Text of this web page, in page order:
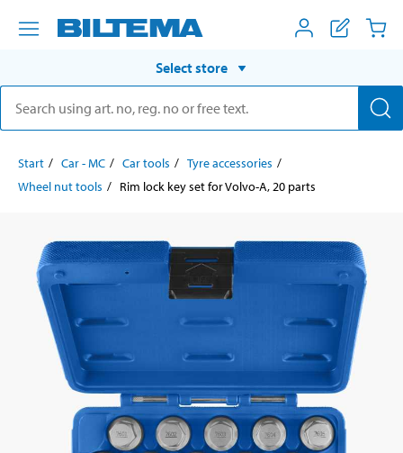
Select store
Start Car - MC Car tools
Tyre accessories
Wheel nut tools
Rim lock key set for Volvo-A, 20 parts